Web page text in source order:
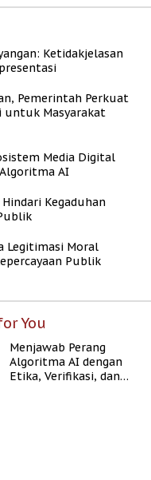
Ketidakjelasan
Pemerintah Perkuat
untuk Masyarakat
Media Digital
AI
Kegaduhan
Legitimasi Moral
Publik
You
Menjawab Perang
Algoritma AI dengan
Etika, Verifikasi, dan